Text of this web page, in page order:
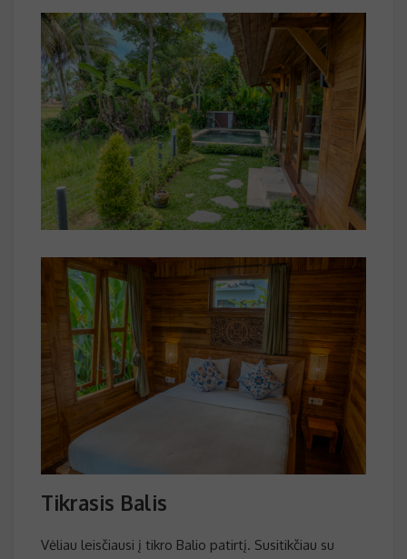
Tikrasis Balis
Vėliau leisčiausi į tikro Balio patirtį. Susitikčiau su